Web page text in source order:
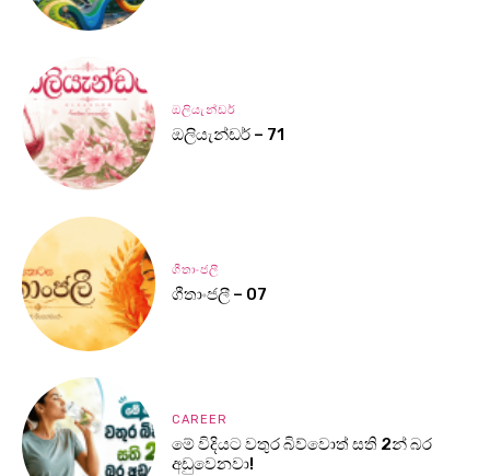
ඔලියැන්ඩර්
ඔලියැන්ඩර් – 71
ගීතාංජලී
ගීතාංජලී – 07
CAREER
මේ විදියට වතුර බිව්වොත් සති 2න් බර
අඩුවෙනවා!